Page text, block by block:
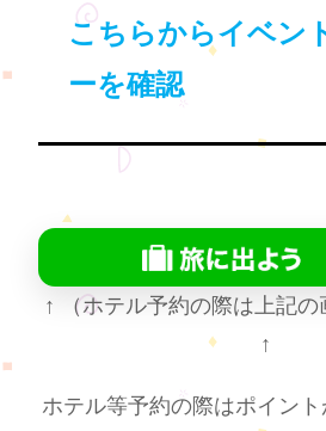
こちらからイベン
ーを確認
↑ （ホテル予約の際は上記の
↑
ホテル等予約の際はポイン